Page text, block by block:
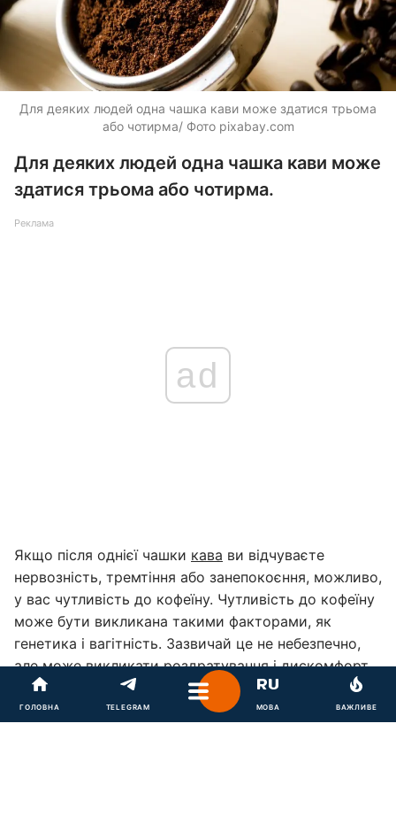
Для деяких людей одна чашка кави може здатися трьома
або чотирма/ Фото pixabay.com
Для деяких людей одна чашка кави може
здатися трьома або чотирма.
Реклама
ad
Якщо після однієї чашки кава ви відчуваєте
нервозність, тремтіння або занепокоєння, можливо,
у вас чутливість до кофеїну. Чутливість до кофеїну
може бути викликана такими факторами, як
генетика і вагітність. Зазвичай це не небезпечно,
але може викликати роздратування і дискомфорт.
Ось що вам потрібно знати про причини чутливості
до кофеїну, її симптоми і способи лікування.
ГОЛОВНА TELEGRAM МОВА ВАЖЛИВЕ